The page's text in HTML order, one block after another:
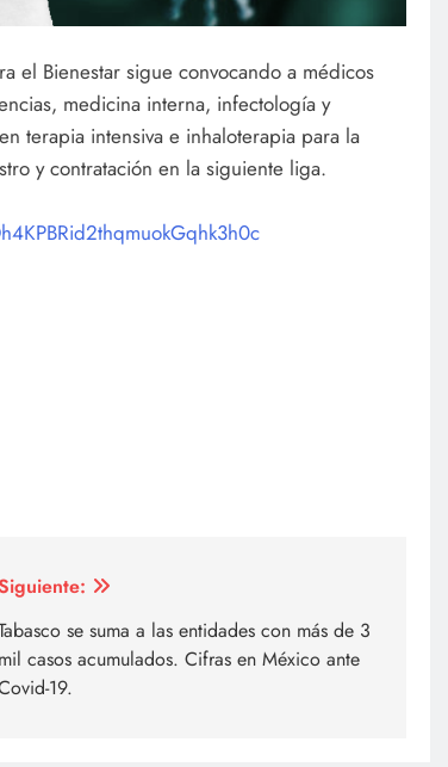
el Bienestar sigue convocando a médicos
medicina interna, infectología y
terapia intensiva e inhaloterapia para la
y contratación en la siguiente liga.
se suma a las entidades con más de 3
mil casos acumulados. Cifras en México ante
19.